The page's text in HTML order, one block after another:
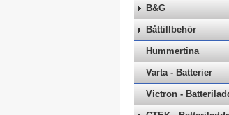
B&G
Båttillbehör
Hummertina
Varta - Batterier
Victron -